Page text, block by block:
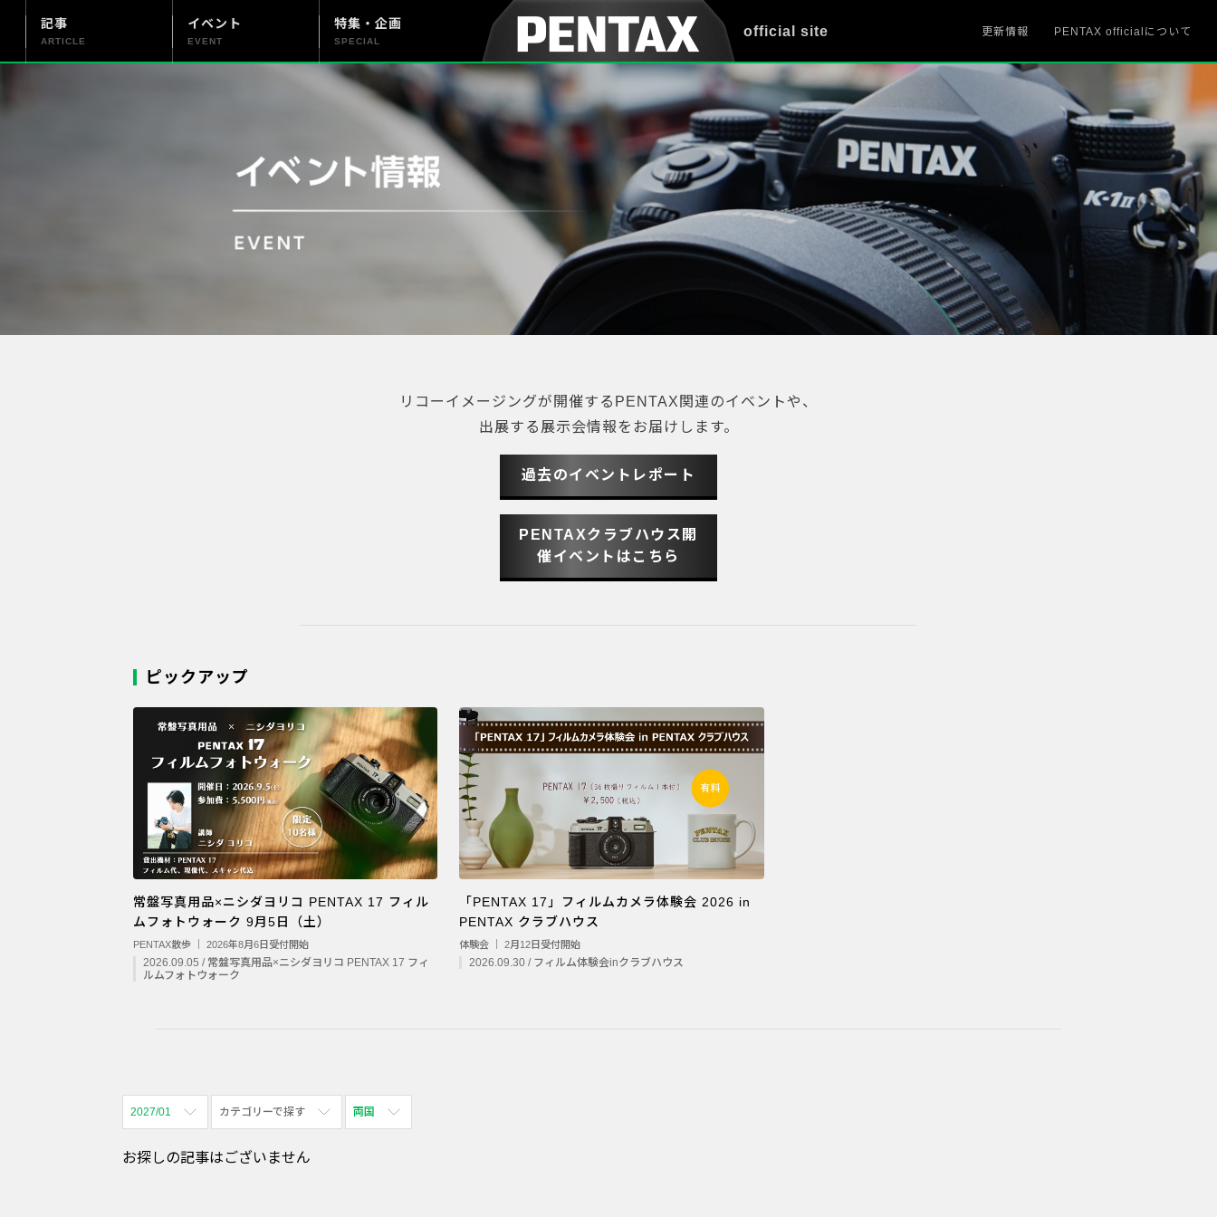
official site
記事
ARTICLE
イベント
EVENT
特集・企画
SPECIAL
更新情報 PENTAX officialについて
リコーイメージングが開催するPENTAX関連のイベントや、
出展する展示会情報をお届けします。
過去のイベントレポート
PENTAXクラブハウス開
催イベントはこちら
ピックアップ
常盤写真用品×ニシダヨリコ PENTAX 17 フィル
ムフォトウォーク 9月5日（土）
PENTAX散歩 ｜ 2026年8月6日受付開始
2026.09.05 / 常盤写真用品×ニシダヨリコ PENTAX 17 フィ
ルムフォトウォーク
「PENTAX 17」フィルムカメラ体験会 2026 in
PENTAX クラブハウス
体験会 ｜ 2月12日受付開始
2026.09.30 / フィルム体験会inクラブハウス
2027/01
全期間
カテゴリーで探す
全て表示
両国
お探しの記事はございません